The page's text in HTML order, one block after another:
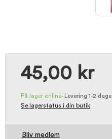
45,00 kr
På lager online-
Levering 1-2 dage
Se lagerstatus i din butik
Bliv medlem